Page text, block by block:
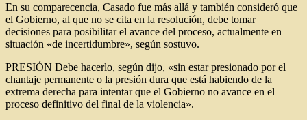
En su comparecencia, Casado fue más allá y también consideró que
el Gobierno, al que no se cita en la resolución, debe tomar
decisiones para posibilitar el avance del proceso, actualmente en
situación «de incertidumbre», según sostuvo.
PRESIÓN Debe hacerlo, según dijo, «sin estar presionado por el
chantaje permanente o la presión dura que está habiendo de la
extrema derecha para intentar que el Gobierno no avance en el
proceso definitivo del final de la violencia».